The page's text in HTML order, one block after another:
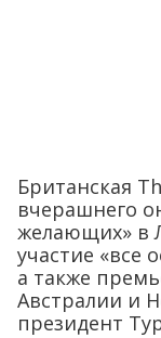
Британская
вчерашнего
желающих» в
участие «все
а также
Австралии и
президент